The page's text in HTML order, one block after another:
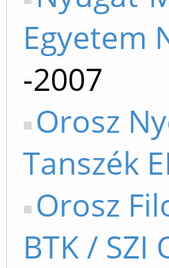
Egyetem
-2007
Orosz
Tanszék
Orosz
BTK / SZI